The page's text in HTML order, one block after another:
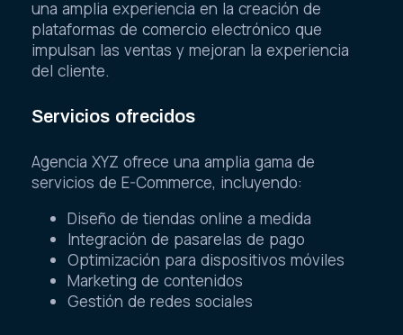
una amplia experiencia en la creación de
plataformas de comercio electrónico que
impulsan las ventas y mejoran la experiencia
del cliente.
Servicios ofrecidos
Agencia XYZ ofrece una amplia gama de
servicios de E-Commerce, incluyendo:
Diseño de tiendas online a medida
Integración de pasarelas de pago
Optimización para dispositivos móviles
Marketing de contenidos
Gestión de redes sociales